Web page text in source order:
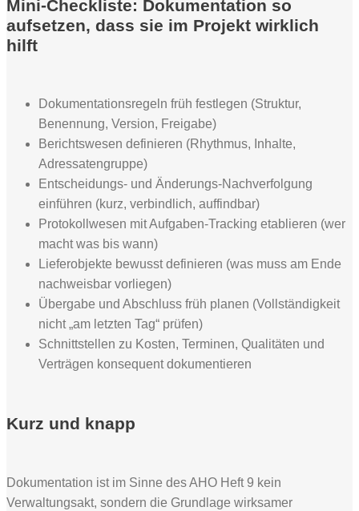
Mini-Checkliste: Dokumentation so
aufsetzen, dass sie im Projekt wirklich
hilft
Dokumentationsregeln früh festlegen (Struktur,
Benennung, Version, Freigabe)
Berichtswesen definieren (Rhythmus, Inhalte,
Adressatengruppe)
Entscheidungs- und Änderungs-Nachverfolgung
einführen (kurz, verbindlich, auffindbar)
Protokollwesen mit Aufgaben-Tracking etablieren (wer
macht was bis wann)
Lieferobjekte bewusst definieren (was muss am Ende
nachweisbar vorliegen)
Übergabe und Abschluss früh planen (Vollständigkeit
nicht „am letzten Tag“ prüfen)
Schnittstellen zu Kosten, Terminen, Qualitäten und
Verträgen konsequent dokumentieren
Kurz und knapp
Dokumentation ist im Sinne des AHO Heft 9 kein
Verwaltungsakt, sondern die Grundlage wirksamer